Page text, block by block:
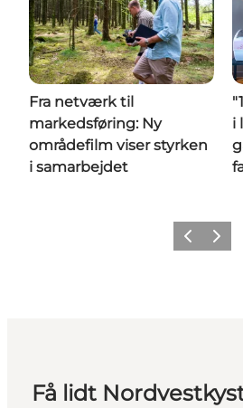
Fra netværk til
markedsføring: Ny
områdefilm viser styrken
i samarbejdet
i
ForrigeNæste
Få lidt